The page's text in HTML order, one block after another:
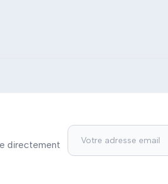
directement